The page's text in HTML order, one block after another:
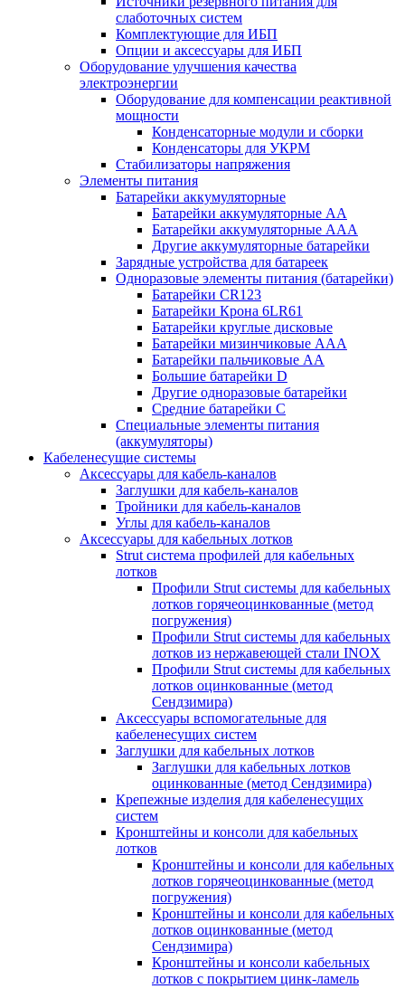
слаботочных систем
Комплектующие для ИБП
Опции и аксессуары для ИБП
Оборудование улучшения качества
электроэнергии
Оборудование для компенсации реактивной
мощности
Конденсаторные модули и сборки
Конденсаторы для УКРМ
Стабилизаторы напряжения
Элементы питания
Батарейки аккумуляторные
Батарейки аккумуляторные АА
Батарейки аккумуляторные ААА
Другие аккумуляторные батарейки
Зарядные устройства для батареек
Одноразовые элементы питания (батарейки)
Батарейки CR123
Батарейки Крона 6LR61
Батарейки круглые дисковые
Батарейки мизинчиковые ААА
Батарейки пальчиковые АА
Большие батарейки D
Другие одноразовые батарейки
Средние батарейки C
Специальные элементы питания
(аккумуляторы)
Кабеленесущие системы
Аксессуары для кабель-каналов
Заглушки для кабель-каналов
Тройники для кабель-каналов
Углы для кабель-каналов
Аксессуары для кабельных лотков
Strut система профилей для кабельных
лотков
Профили Strut системы для кабельных
лотков горячеоцинкованные (метод
погружения)
Профили Strut системы для кабельных
лотков из нержавеющей стали INOX
Профили Strut системы для кабельных
лотков оцинкованные (метод
Сендзимира)
Аксессуары вспомогательные для
кабеленесущих систем
Заглушки для кабельных лотков
Заглушки для кабельных лотков
оцинкованные (метод Сендзимира)
Крепежные изделия для кабеленесущих
систем
Кронштейны и консоли для кабельных
лотков
Кронштейны и консоли для кабельных
лотков горячеоцинкованные (метод
погружения)
Кронштейны и консоли для кабельных
лотков оцинкованные (метод
Сендзимира)
Кронштейны и консоли кабельных
лотков с покрытием цинк-ламель